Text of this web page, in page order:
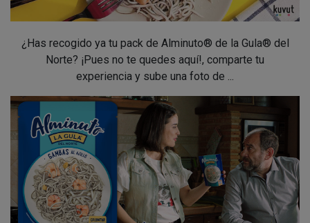
¿Has recogido ya tu pack de Alminuto® de la Gula® del
Norte? ¡Pues no te quedes aquí!, comparte tu
experiencia y sube una foto de ...